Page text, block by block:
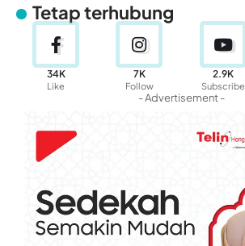
Tetap terhubung
34K
Like
7K
Follow
2.9K
Subscribe
- Advertisement -